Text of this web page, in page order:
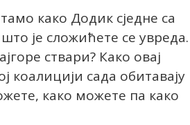
како Додик сједне са
је сложићете се увреда.
ствари? Како овај
коалицији сада обитавају
како можете па како